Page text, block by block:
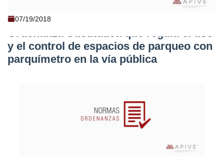
07/19/2018
Samborondón - Reforma parcial a
Ordenanza Sustitutiva que regula el uso
y el control de espacios de parqueo con
parquímetro en la vía pública